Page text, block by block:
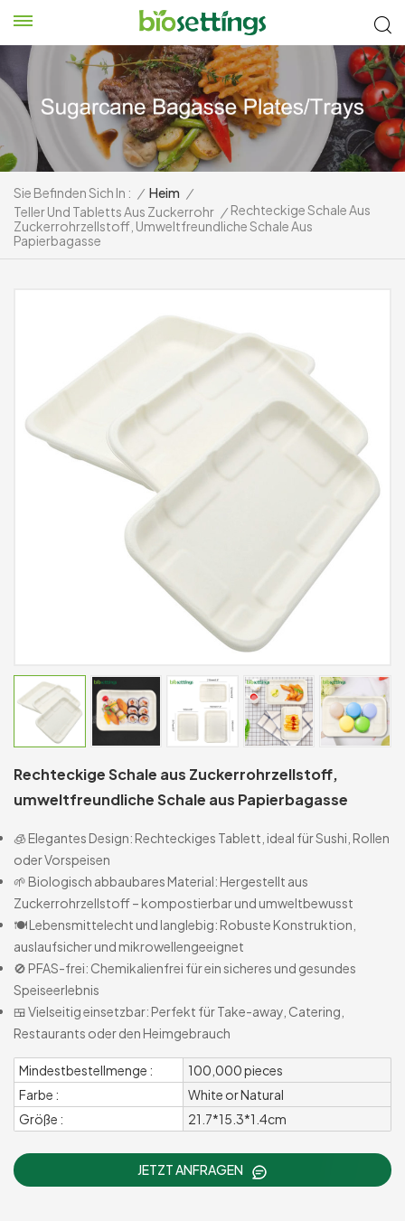
Sie Befinden Sich In : / Heim /
Teller Und Tabletts Aus Zuckerrohr / Rechteckige Schale Aus
Zuckerrohrzellstoff, Umweltfreundliche Schale Aus
Papierbagasse
Rechteckige Schale aus Zuckerrohrzellstoff,
umweltfreundliche Schale aus Papierbagasse
🧊 Elegantes Design: Rechteckiges Tablett, ideal für Sushi, Rollen
oder Vorspeisen
🌱 Biologisch abbaubares Material: Hergestellt aus
Zuckerrohrzellstoff – kompostierbar und umweltbewusst
🍽️ Lebensmittelecht und langlebig: Robuste Konstruktion,
auslaufsicher und mikrowellengeeignet
🚫 PFAS-frei: Chemikalienfrei für ein sicheres und gesundes
Speiseerlebnis
🍱 Vielseitig einsetzbar: Perfekt für Take-away, Catering,
Restaurants oder den Heimgebrauch
Mindestbestellmenge :
100,000 pieces
Farbe :
White or Natural
Größe :
21.7*15.3*1.4cm
JETZT ANFRAGEN